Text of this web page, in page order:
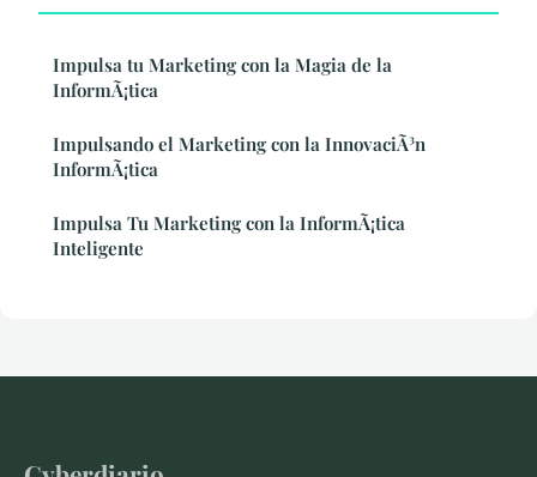
Impulsa tu Marketing con la Magia de la
InformÃ¡tica
Impulsando el Marketing con la InnovaciÃ³n
InformÃ¡tica
Impulsa Tu Marketing con la InformÃ¡tica
Inteligente